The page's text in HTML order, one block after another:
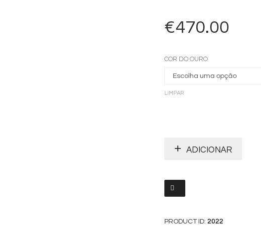
€470.00
COR DO OURO
LIMPAR
ADICIONAR
PRODUCT ID: 2022